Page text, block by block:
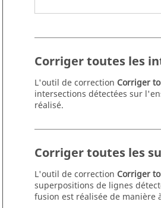
Corriger toutes les
L'outil de correction Corriger
intersections détectées sur
réalisé.
Corriger toutes les
L'outil de correction Corriger
superpositions de lignes
fusion est réalisée de manière